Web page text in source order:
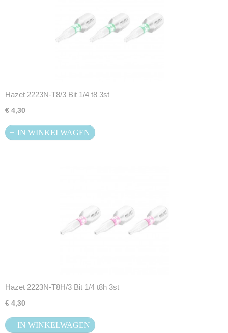
Hazet 2223N-T8/3 Bit 1/4 t8 3st
€ 4,30
IN WINKELWAGEN
Hazet 2223N-T8H/3 Bit 1/4 t8h 3st
€ 4,30
IN WINKELWAGEN